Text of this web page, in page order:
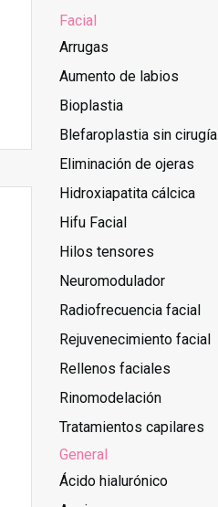
Facial
Arrugas
Aumento de labios
Bioplastia
Blefaroplastia sin cirugía
Eliminación de ojeras
Hidroxiapatita cálcica
Hifu Facial
Hilos tensores
Neuromodulador
Radiofrecuencia facial
Rejuvenecimiento facial
Rellenos faciales
Rinomodelación
Tratamientos capilares
General
Ácido hialurónico